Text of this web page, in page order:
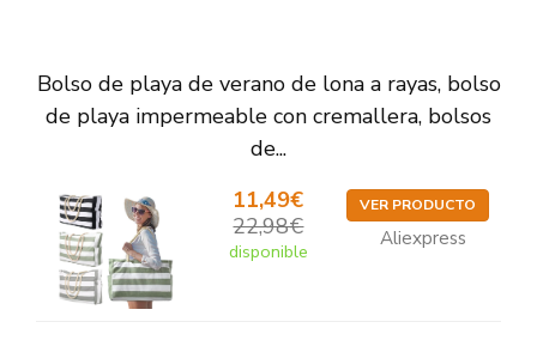
Bolso de playa de verano de lona a rayas, bolso
de playa impermeable con cremallera, bolsos
de...
11,49€
22,98€
disponible
VER PRODUCTO
Aliexpress